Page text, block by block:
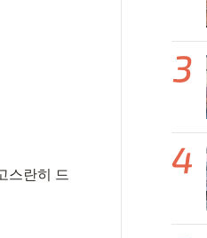
스란히 드